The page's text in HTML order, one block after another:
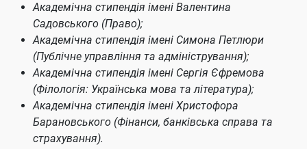
Академічна стипендія імені Валентина
Садовського (Право);
Академічна стипендія імені Симона Петлюри
(Публічне управління та адміністрування);
Академічна стипендія імені Сергія Єфремова
(Філологія: Українська мова та література);
Академічна стипендія імені Христофора
Барановського (Фінанси, банківська справа та
страхування).